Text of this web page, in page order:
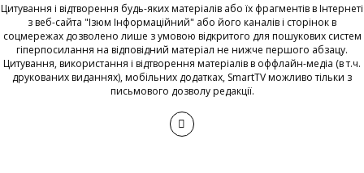
Цитування і відтворення будь-яких матеріалів або їх фрагментів в Інтернеті
з веб-сайта "Ізюм Інформаційний" або його каналів і сторінок в
соцмережах дозволено лише з умовою відкритого для пошукових систем
гіперпосилання на відповідний матеріал не нижче першого абзацу.
Цитування, використання і відтворення матеріалів в оффлайн-медіа (в т.ч.
друкованих виданнях), мобільних додатках, SmartTV можливо тільки з
письмового дозволу редакції.